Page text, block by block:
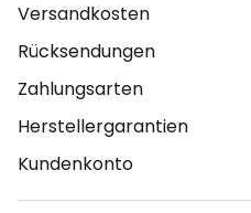
Versandkosten
Rücksendungen
Zahlungsarten
Herstellergarantien
Kundenkonto